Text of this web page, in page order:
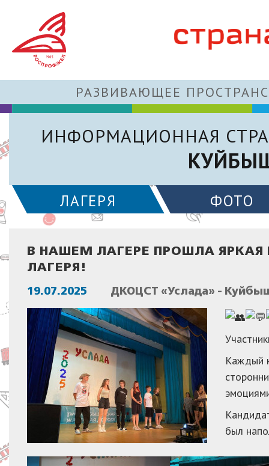
РАЗВИВАЮЩЕЕ
ИНФОРМАЦИОННАЯ
ЛАГЕРЯ ФОТО
В НАШЕМ ЛАГЕРЕ ПРОШЛА ЯРКАЯ
ЛАГЕРЯ!
19.07.2025 ДКОЦСТ «Услада» -
Каждый
был